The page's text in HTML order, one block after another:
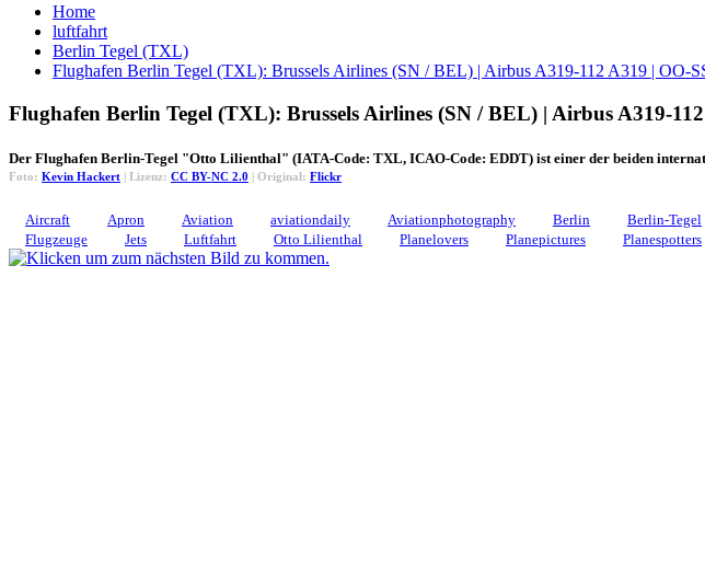
Home
luftfahrt
Berlin Tegel (TXL)
Flughafen Berlin Tegel (TXL): Brussels Airlines (SN / BEL) | Airbus A319-112 A319 | OO-
Flughafen Berlin Tegel (TXL): Brussels Airlines (SN / BEL) | Airbus A319-
Der Flughafen Berlin-Tegel "Otto Lilienthal" (IATA-Code: TXL, ICAO-Code: EDDT) ist einer der beiden
Foto: Kevin Hackert | Lizenz: CC BY-NC 2.0 | Original: Flickr
Aircraft Apron Aviation aviationdaily Aviationphotography Berlin Berlin-Tegel
Flugzeuge
Jets Luftfahrt Otto Lilienthal Planelovers Planepictures Planespotters